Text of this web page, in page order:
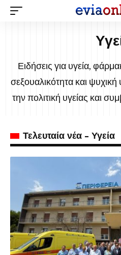
Ειδήσεις για υγεία,
σεξουαλικότητα και ψυχική
την πολιτική υγείας και
Τελευταία νέα - Υγεία